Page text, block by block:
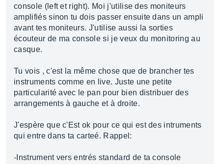
console (left et right). Moi j'utilise des moniteurs
amplifiés sinon tu dois passer ensuite dans un ampli
avant tes moniteurs. J'utilise aussi la sorties
écouteur de ma console si je veux du monitoring au
casque.
Tu vois , c'est la même chose que de brancher tes
instruments comme en live. Juste une petite
particularité avec le pan pour bien distribuer des
arrangements à gauche et à droite.
J'espère que c'Est ok pour ce qui est des intruments
qui entre dans ta carteé. Rappel:
-Instrument vers entrés standard de ta console